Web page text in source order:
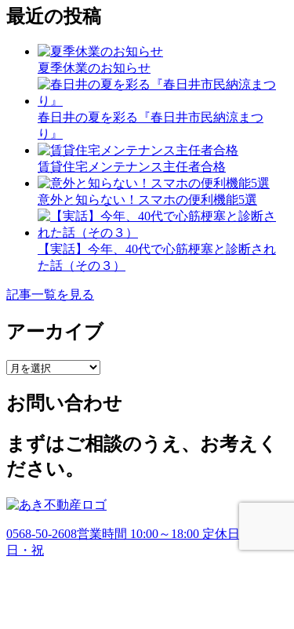
最近の投稿
夏季休業のお知らせ
春日井の夏を彩る『春日井市民納涼まつ
り』
賃貸住宅メンテナンス主任者合格
意外と知らない！スマホの便利機能5選
【実話】今年、40代で心筋梗塞と診断され
た話（その３）
記事一覧を見る
アーカイブ
ア
カ
イ
ブ
お問い合わせ
まずはご相談のうえ、お考えく
ださい。
0568-50-2608営業時間 10:00～18:00 定休日 土・
日・祝